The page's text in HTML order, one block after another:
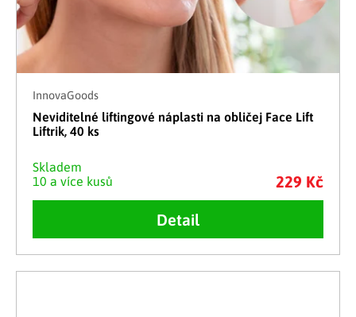
InnovaGoods
Neviditelné liftingové náplasti na obličej Face Lift
Liftrik, 40 ks
Skladem
10 a více kusů
229 Kč
Detail